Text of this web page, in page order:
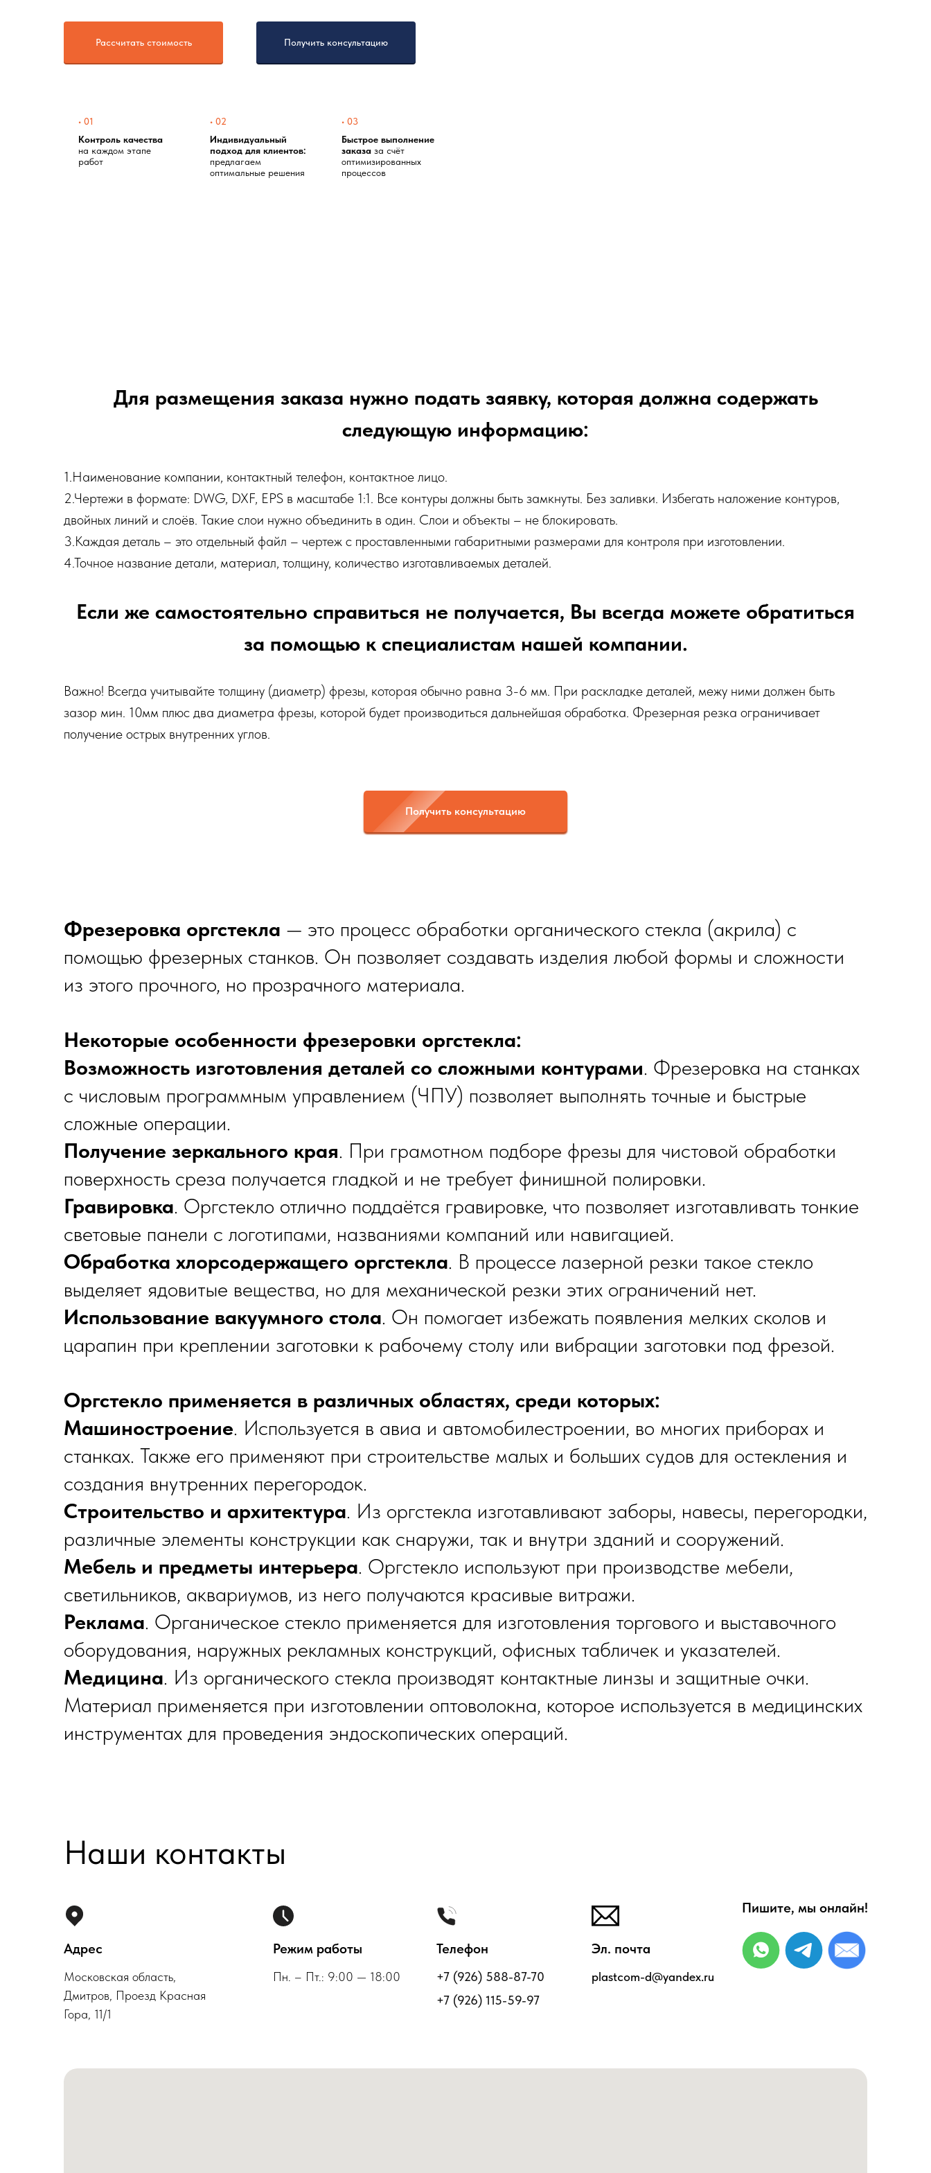
Контроль качества
на каждом этапе
работ
• 01
Индивидуальный
подход для клиентов:
предлагаем
оптимальные решения
• 02
Быстрое выполнение
заказа за счёт
оптимизированных
процессов
• 03
Получить консультацию
Рассчитать стоимость
Для размещения заказа нужно подать заявку, которая должна содержать
следующую информацию:
1.Наименование компании, контактный телефон, контактное лицо.
2.Чертежи в формате: DWG, DXF, EPS в масштабе 1:1. Все контуры должны быть замкнуты. Без заливки. Избегать наложение контуров,
двойных линий и слоёв. Такие слои нужно объединить в один. Слои и объекты – не блокировать.
3.Каждая деталь – это отдельный файл – чертеж с проставленными габаритными размерами для контроля при изготовлении.
4.Точное название детали, материал, толщину, количество изготавливаемых деталей.
Если же самостоятельно справиться не получается, Вы всегда можете обратиться
за помощью к специалистам нашей компании.
Важно! Всегда учитывайте толщину (диаметр) фрезы, которая обычно равна 3-6 мм. При раскладке деталей, межу ними должен быть
зазор мин. 10мм плюс два диаметра фрезы, которой будет производиться дальнейшая обработка. Фрезерная резка ограничивает
получение острых внутренних углов.
Получить консультацию
Фрезеровка оргстекла — это процесс обработки органического стекла (акрила) с
помощью фрезерных станков. Он позволяет создавать изделия любой формы и сложности
из этого прочного, но прозрачного материала.
Некоторые особенности фрезеровки оргстекла:
Возможность изготовления деталей со сложными контурами. Фрезеровка на станках
с числовым программным управлением (ЧПУ) позволяет выполнять точные и быстрые
сложные операции.
Получение зеркального края. При грамотном подборе фрезы для чистовой обработки
поверхность среза получается гладкой и не требует финишной полировки.
Гравировка. Оргстекло отлично поддаётся гравировке, что позволяет изготавливать тонкие
световые панели с логотипами, названиями компаний или навигацией.
Обработка хлорсодержащего оргстекла. В процессе лазерной резки такое стекло
выделяет ядовитые вещества, но для механической резки этих ограничений нет.
Использование вакуумного стола. Он помогает избежать появления мелких сколов и
царапин при креплении заготовки к рабочему столу или вибрации заготовки под фрезой.
Оргстекло применяется в различных областях, среди которых:
Машиностроение. Используется в авиа и автомобилестроении, во многих приборах и
станках. Также его применяют при строительстве малых и больших судов для остекления и
создания внутренних перегородок.
Строительство и архитектура. Из оргстекла изготавливают заборы, навесы, перегородки,
различные элементы конструкции как снаружи, так и внутри зданий и сооружений.
Мебель и предметы интерьера. Оргстекло используют при производстве мебели,
светильников, аквариумов, из него получаются красивые витражи.
Реклама. Органическое стекло применяется для изготовления торгового и выставочного
оборудования, наружных рекламных конструкций, офисных табличек и указателей.
Медицина. Из органического стекла производят контактные линзы и защитные очки.
Материал применяется при изготовлении оптоволокна, которое используется в медицинских
инструментах для проведения эндоскопических операций.
+7 (926) 588-87-70
+7 (926) 115-59-97
Наши контакты
plastcom-d@yandex.ru
Московская область,
Дмитров, Проезд Красная
Гора, 11/1
Пишите, мы онлайн!
Телефон Эл. почта
Пн. – Пт.: 9:00 — 18:00
Режим работы
Адрес